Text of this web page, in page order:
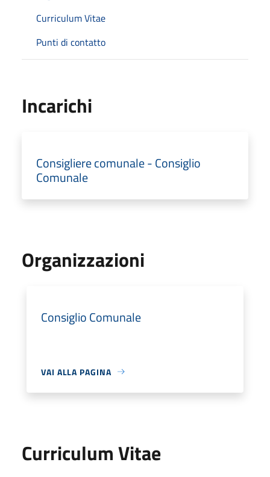
Curriculum Vitae
Punti di contatto
Incarichi
Consigliere comunale - Consiglio
Comunale
Organizzazioni
Consiglio Comunale
VAI ALLA PAGINA
Curriculum Vitae